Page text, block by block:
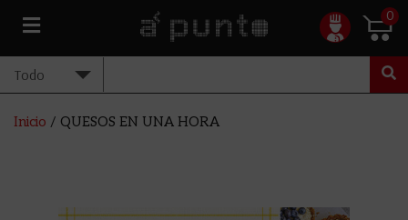
0
Inicio / QUESOS EN UNA HORA